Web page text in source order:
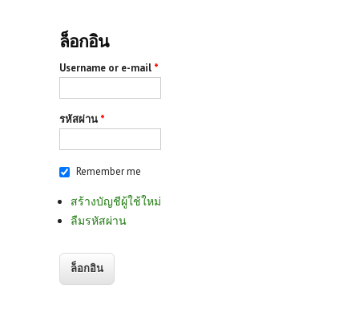
ล็อกอิน
Username or e-mail *
รหัสผ่าน *
Remember me
สร้างบัญชีผู้ใช้ใหม่
ลืมรหัสผ่าน